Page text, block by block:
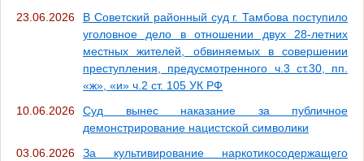
23.06.2026
В Советский районный суд г. Тамбова поступило
уголовное дело в отношении двух 28-летних
местных жителей, обвиняемых в совершении
преступления, предусмотренного ч.3 ст.30, пп.
«ж», «и» ч.2 ст. 105 УК РФ
10.06.2026
Суд вынес наказание за публичное
демонстрирование нацистской символики
03.06.2026
За культивирование наркотикосодержащего